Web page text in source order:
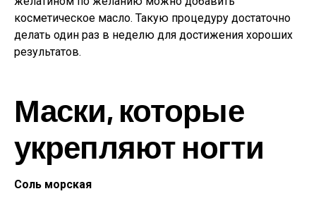
косметическое масло. Такую процедуру достаточно
делать один раз в неделю для достижения хороших
результатов.
Маски, которые
укрепляют ногти
Соль морская